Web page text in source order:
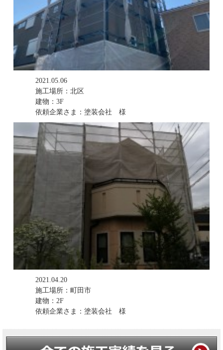
2021.05.06
施工場所：北区
建物：3F
依頼企業さま：塗装会社 様
2021.04.20
施工場所：町田市
建物：2F
依頼企業さま：塗装会社 様